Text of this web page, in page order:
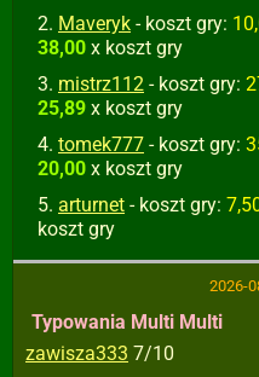
Maveryk - koszt gry:
38,00 x koszt gry
mistrz112 - koszt gry:
25,89 x koszt gry
tomek777 - koszt gry:
20,00 x koszt gry
arturnet - koszt gry:
koszt gry
2026-
Typowania Multi Multi
zawisza333 7/10